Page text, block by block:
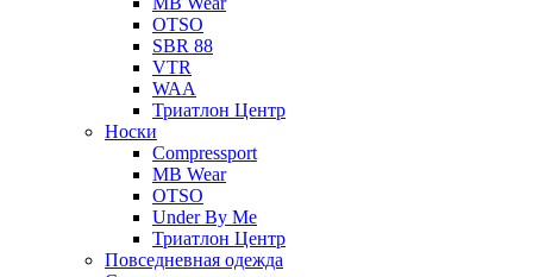
OTSO
SBR 88
VTR
WAA
Триатлон Центр
Носки
Compressport
MB Wear
OTSO
Under By Me
Триатлон Центр
Повседневная одежда